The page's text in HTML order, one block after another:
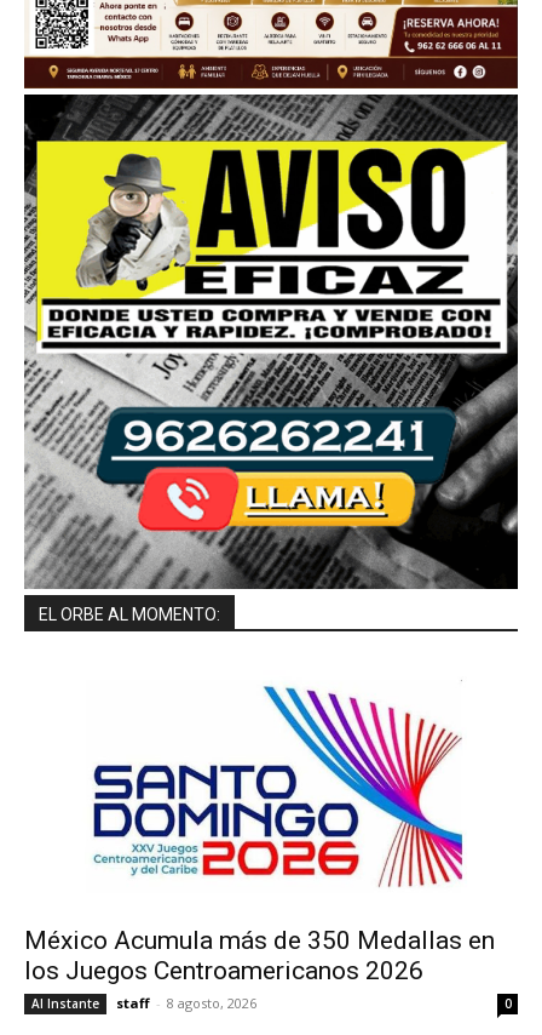
EL ORBE AL MOMENTO:
México Acumula más de 350 Medallas en
los Juegos Centroamericanos 2026
Al Instante staff - 8 agosto, 2026 0